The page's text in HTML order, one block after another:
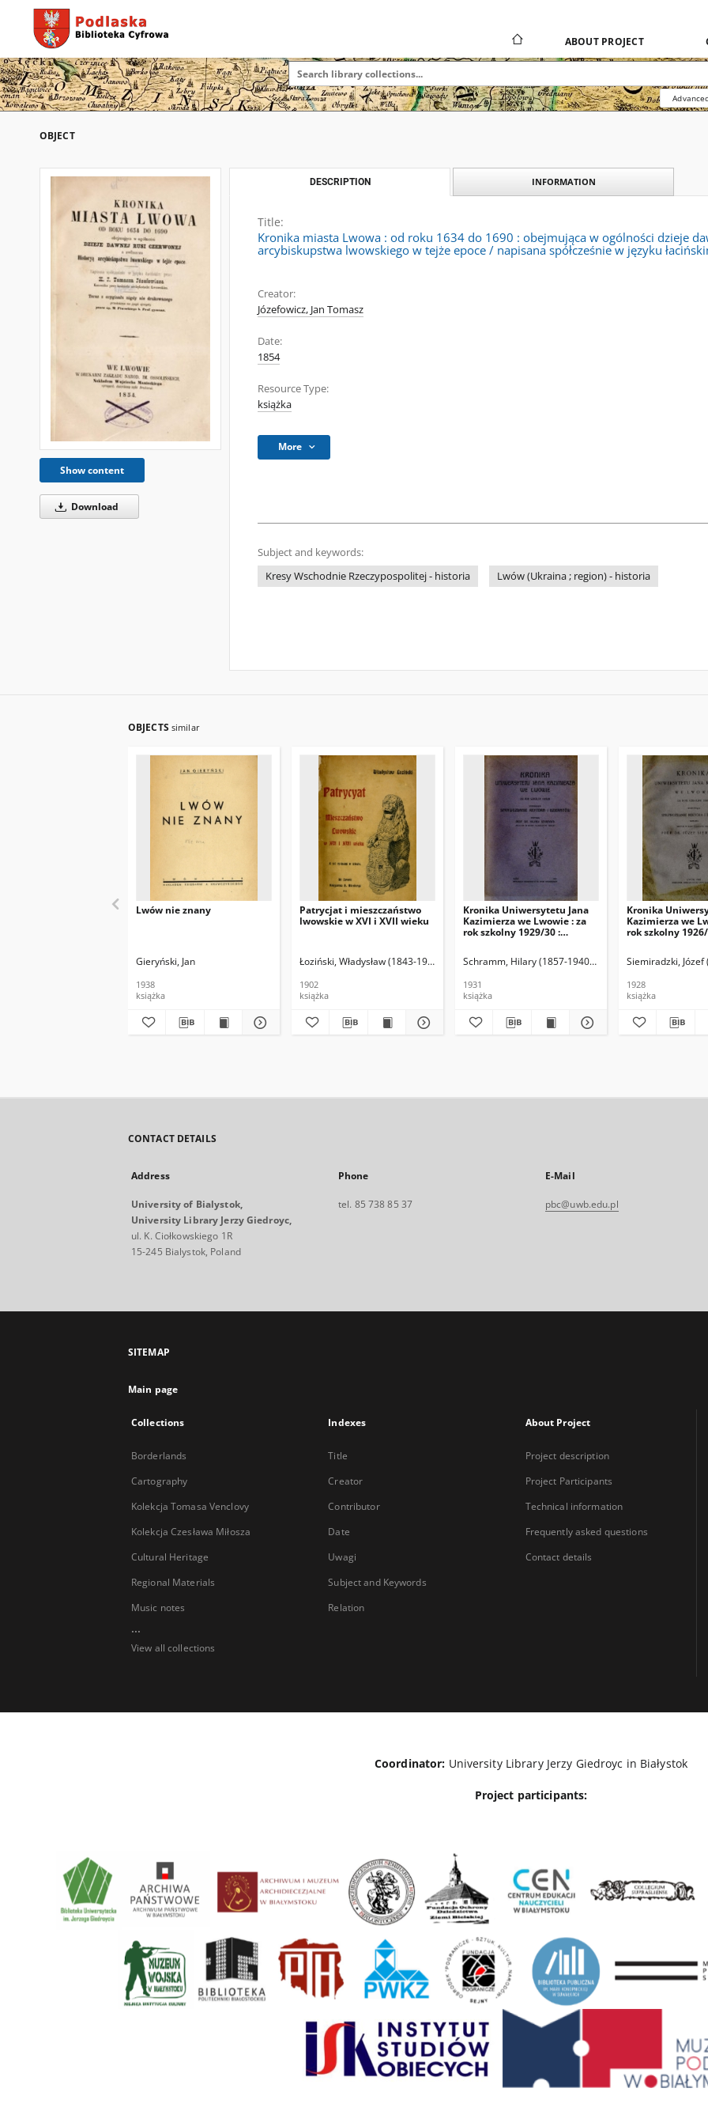
ABOUT PROJECT
OBJECT
Show content
Download
DESCRIPTION INFORMATION
Title:
Kronika miasta Lwowa : od roku 1634 do 1690 : obejmująca w ogólności dzieje
arcybiskupstwa lwowskiego w tejże epoce / napisana spółcześnie w języku
Creator:
Józefowicz, Jan Tomasz
Date:
1854
Resource Type:
książka
More
Subject and keywords:
Kresy Wschodnie Rzeczypospolitej - historia
Lwów (Ukraina ; region) - historia
OBJECTS similar
Lwów nie znany
Gieryński, Jan
1938
książka
Patrycjat i mieszczaństwo
lwowskie w XVI i XVII wieku
Łoziński, Władysław (1843-1913)
1902
książka
Kronika Uniwersytetu Jana
Kazimierza we Lwowie : za
rok szkolny 1929/30 :
Schramm, Hilary (1857-1940). Oprac.
1931
książka
Kronika
Kazimierza we
rok szkolny
Siemiradzki,
1928
książka
CONTACT DETAILS
Address
University of Bialystok,
University Library Jerzy Giedroyc,
ul. K. Ciołkowskiego 1R
15-245 Bialystok, Poland
Phone
tel. 85 738 85 37
E-Mail
pbc@uwb.edu.pl
SITEMAP
Main page
Collections
Borderlands
Cartography
Kolekcja Tomasa Venclovy
Kolekcja Czesława Miłosza
Cultural Heritage
Regional Materials
Music notes
...
View all collections
Indexes
Title
Creator
Contributor
Date
Uwagi
Subject and Keywords
Relation
About Project
Project description
Project Participants
Technical information
Frequently asked questions
Contact details
Coordinator: University Library Jerzy Giedroyc in Białystok
Project participants: